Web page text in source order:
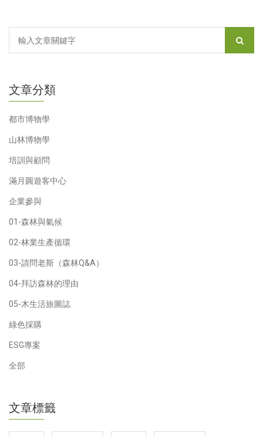
文章分類
都市博物學
山林博物學
培訓與顧問
滿月圓遊客中心
企業參與
01-森林與氣候
02-林業生產循環
03-請問老斯（森林Q&A）
04-拜訪森林的理由
05-木生活旅圖誌
綠色採購
ESG專案
全部
文章標籤